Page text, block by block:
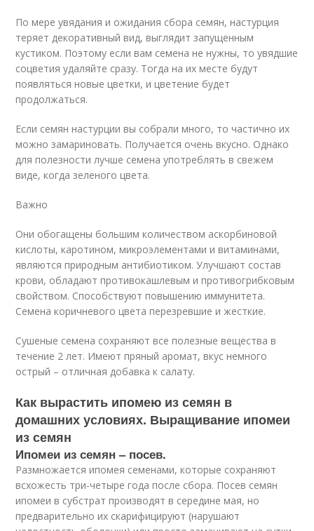
По мере увядания и ожидания сбора семян, настурция
теряет декоративный вид, выглядит запущенным
кустиком. Поэтому если вам семена не нужны, то увядшие
соцветия удаляйте сразу. Тогда на их месте будут
появляться новые цветки, и цветение будет
продолжаться.
Если семян настурции вы собрали много, то частично их
можно замариновать. Получается очень вкусно. Однако
для полезности лучше семена употреблять в свежем
виде, когда зеленого цвета.
Важно
Они обогащены большим количеством аскорбиновой
кислоты, каротином, микроэлементами и витаминами,
являются природным антибиотиком. Улучшают состав
крови, обладают противокашлевым и противогрибковым
свойством. Способствуют повышению иммунитета.
Семена коричневого цвета перезревшие и жесткие.
Сушеные семена сохраняют все полезные вещества в
течение 2 лет. Имеют пряный аромат, вкус немного
острый – отличная добавка к салату.
Как вырастить ипомею из семян в
домашних условиях. Выращивание ипомеи
из семян
Ипомеи из семян – посев.
Размножается ипомея семенами, которые сохраняют
всхожесть три-четыре года после сбора. Посев семян
ипомеи в субстрат производят в середине мая, но
предварительно их скарифицируют (нарушают